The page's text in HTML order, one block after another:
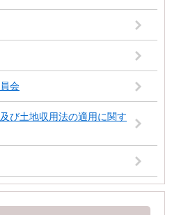
会
び土地収用法の適用に関す